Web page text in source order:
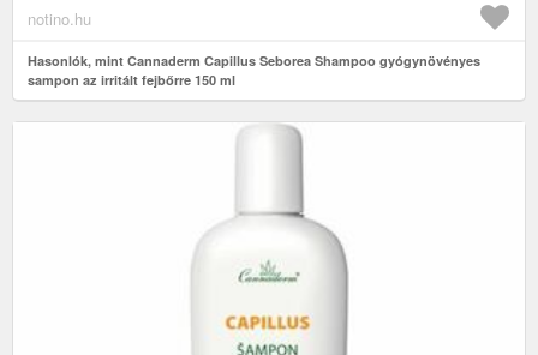
notino.hu
Hasonlók, mint Cannaderm Capillus Seborea Shampoo gyógynövényes
sampon az irritált fejbőrre 150 ml